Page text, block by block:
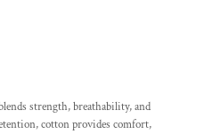
strength, breathability, and
cotton provides comfort,